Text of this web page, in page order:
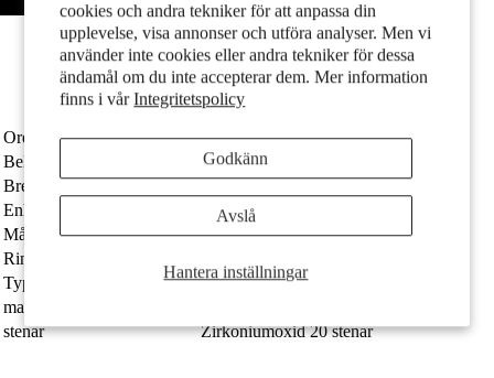
cookies och andra tekniker för att anpassa din
upplevelse, visa annonser och utföra analyser. Men vi
använder inte cookies eller andra tekniker för dessa
ändamål om du inte accepterar dem. Mer information
finns i vårIntegritetspolicy
Hantera inställningar
Godkänn
Avslå
Fler betalningsalternativ
Fint silver med stämpel 925
Med 20 gnistrande zirkoniumoxider
Fri frakt
Ordernummer
609123
Beläggning
rodiumpläterad
Bredd
1.8 mm
Enhet
Par
Målgrupp
damer
Ringdiameter
Typ av smycken
Hopfällbara örhängen
material
stenar
Zirkoniumoxid 20 stenar